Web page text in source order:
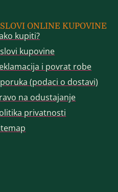
ONLINE KUPOVINE
kupiti?
kupovine
i povrat robe
(podaci o dostavi)
na odustajanje
privatnosti